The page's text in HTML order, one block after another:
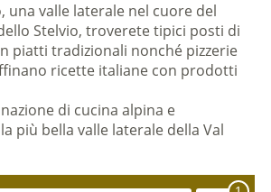
una valle laterale nel cuore del
Stelvio, troverete tipici posti di
piatti tradizionali nonché pizzerie
ricette italiane con prodotti
di cucina alpina e
più bella valle laterale della Val